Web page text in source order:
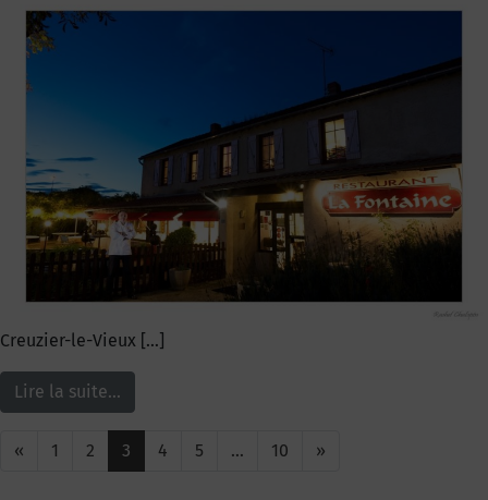
Creuzier-le-Vieux […]
Lire la suite…
« 1 2 3 4 5 … 10 »